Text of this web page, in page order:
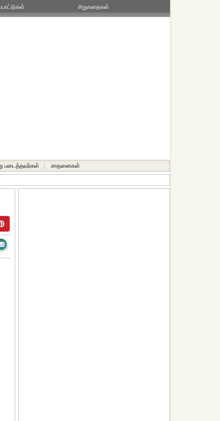
சிறுகதைகள்
படைத்தவர்கள் சாதனைகள்‎